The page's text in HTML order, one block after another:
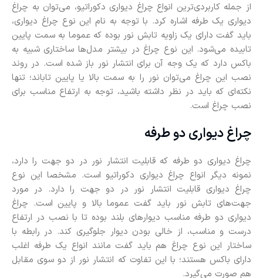
از جمله کاربردی‌ترین انواع چراغ دیواری دکوراتیو، می‌توان به چراغ
دیواری یک‌ طرفه اشاره کرد. با توجه به نام این نوع چراغ دیواری،
باید گفت دارای یک زاویه تابش نور بوده که عموما به سمت پایین
تابیده می‌شود. این نوع چراغ در بیشتر مدل‌ها ساختاری شبیه به
باکس دارد که یک وجه آن برای انتشار نور باز شده است. در روند
نصب این چراغ می‌توان نور را به سمت بالا یا پایین تاباند؛ تنها
نکته‌ای که باید در نظر داشته باشید، توجه به ارتفاع مناسب برای
نصب چراغ است.
چراغ دیواری دو طرفه
چراغ دیواری دو طرفه که قابلیت انتشار نور در دو جهت را دارد،
نمونه دیگر انواع چراغ دیواری دکوراتیو است. مشخصا این نوع
چراغ دیواری قابلیت انتشار نور در دو جهت را دارد. در مورد
جهت‌های تابش نور باید گفت عموما بالا و پایین است. چراغ
دیواری دو طرفه مناسب دیوارهای بلند بوده تا با نصب در ارتفاع
درست و مناسب، از خالی بودن دیوار جلوگیری کند. در رابطه با
ساختار این نوع چراغ هم باید گفت مانند انواع یک‌ طرفه اغلب
دارای باکس هستند؛ با این تفاوت که انتشار نور از دو سوی مقابل
هم صورت می‌گیرد.